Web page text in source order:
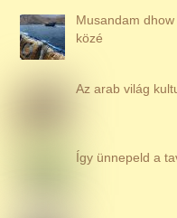
Musandam
közé
Az arab világ
Így ünnepeld a